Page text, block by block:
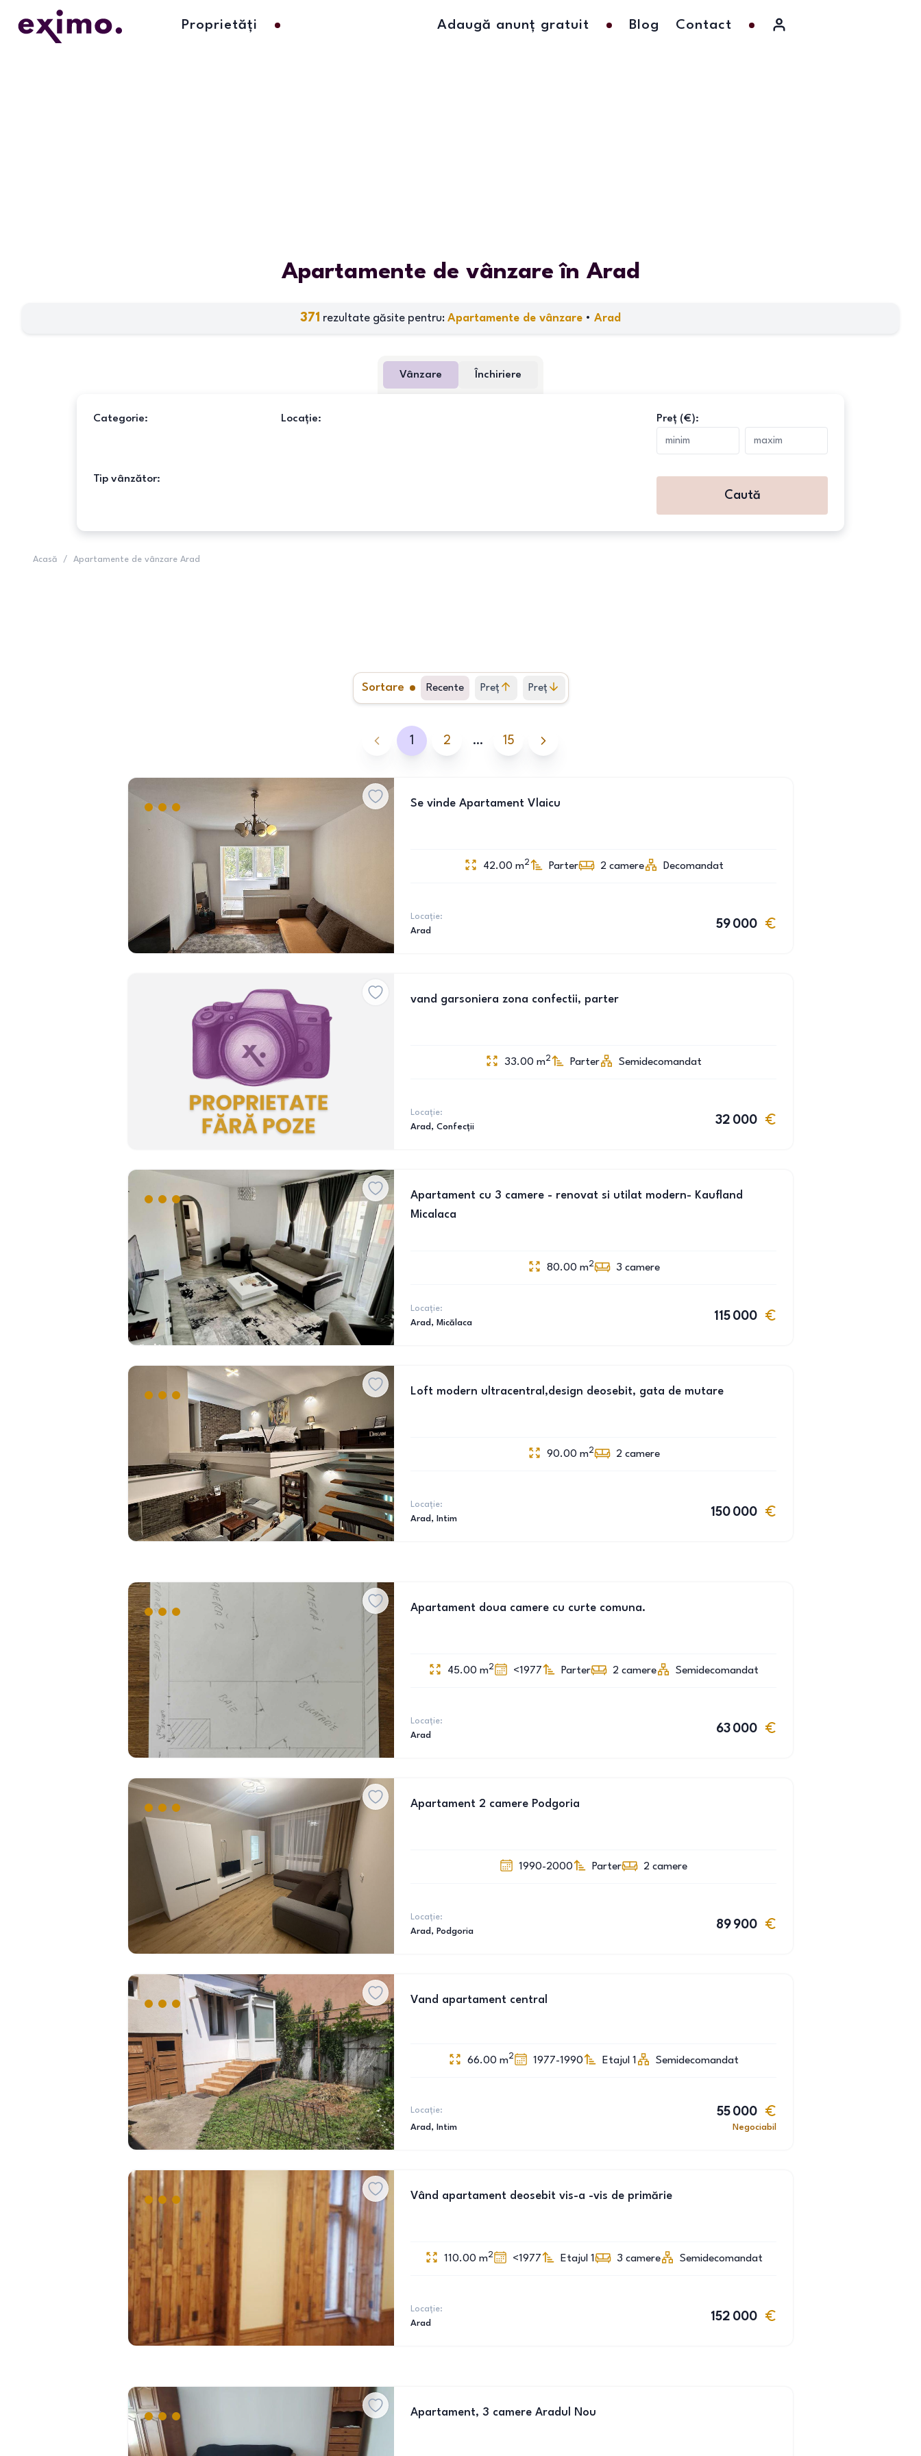
Proprietăți Adaugă anunț gratuit Blog Contact
Apartamente de vânzare în Arad
371 rezultate găsite pentru: Apartamente de vânzare • Arad
Vânzare Închiriere
Categorie: Locație: Preț (€):
Tip vânzător:
Caută
Acasă / Apartamente de vânzare Arad
Sortare Recente Preț
crescător
Preț
descrescător
1 2 … 15
Se vinde Apartament Vlaicu
42.00 m2 Parter 2 camere Decomandat
Locație:
Arad
59 000
vand garsoniera zona confectii, parter
33.00 m2 Parter Semidecomandat
Locație:
Arad , Confecții
32 000
Apartament cu 3 camere - renovat si utilat modern- Kaufland
Micalaca
80.00 m2 3 camere
Locație:
Arad , Micălaca
115 000
Loft modern ultracentral,design deosebit, gata de mutare
90.00 m2 2 camere
Locație:
Arad , Intim
150 000
Apartament doua camere cu curte comuna.
45.00 m2 <1977 Parter 2 camere Semidecomandat
Locație:
Arad
63 000
Apartament 2 camere Podgoria
1990-2000 Parter 2 camere
Locație:
Arad , Podgoria
89 900
Vand apartament central
66.00 m2 1977-1990 Etajul 1 Semidecomandat
Locație:
Arad , Intim
55 000
Negociabil
Vând apartament deosebit vis-a -vis de primărie
110.00 m2 <1977 Etajul 1 3 camere Semidecomandat
Locație:
Arad
152 000
Apartament, 3 camere Aradul Nou